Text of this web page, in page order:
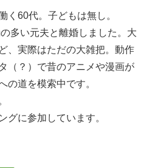
く60代。子どもは無し。
多い元夫と離婚しました。大
、実際はただの大雑把。動作
（？）で昔のアニメや漫画が
の道を模索中です。
。
グに参加しています。